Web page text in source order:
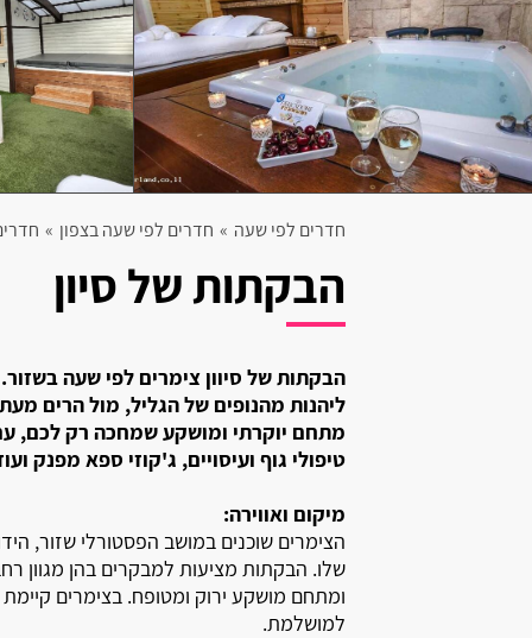
קרית אתא
קרית מוצקין
בית עריף
חולון
יבנאל
אליפלט
קרית ביאליק
אשרת
אלקוש
חדרים לפי שעה » חדרים לפי שעה בצפון »
הבקתות של סיון
הבקתות של סיוון צימרים לפי שעה בשזור.
ליהנות מהנופים של הגליל, מול הרים
מתחם יוקרתי ומושקע שמחכה רק לכם,
טיפולי גוף ועיסויים, ג'קוזי ספא מפנק
מיקום ואווירה:
הצימרים שוכנים במושב הפסטורלי שזור,
שלו. הבקתות מציעות למבקרים בהן מגוון
ומתחם מושקע ירוק ומטופח. בצימרים
למושלמת.